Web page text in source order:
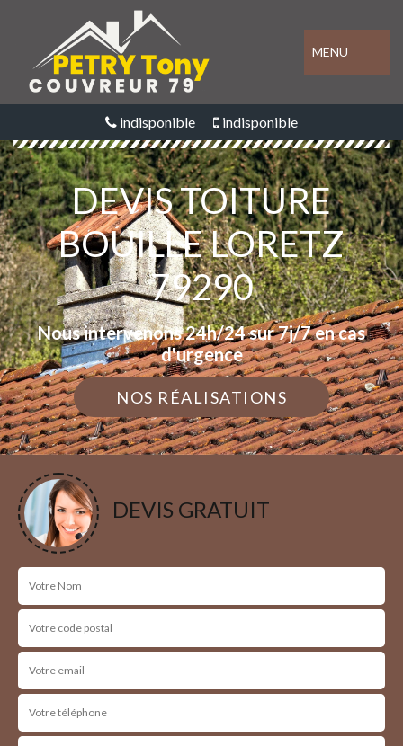
MENU
indisponible indisponible
DEVIS TOITURE
BOUILLE LORETZ
79290
Nous intervenons 24h/24 sur 7j/7 en cas
d'urgence
NOS RÉALISATIONS
DEVIS GRATUIT